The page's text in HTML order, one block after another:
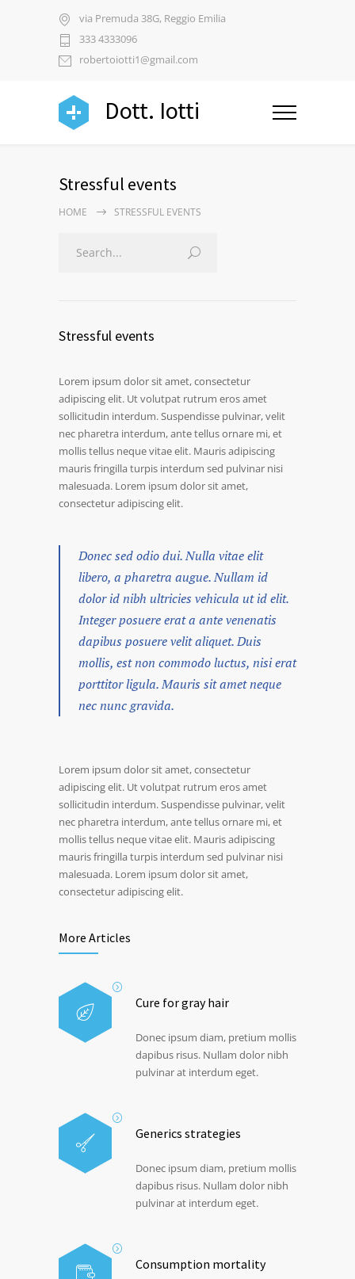
via Premuda 38G, Reggio Emilia
333 4333096
robertoiotti1@gmail.com
Dott. Iotti
Stressful events
HOME STRESSFUL EVENTS
Stressful events
Lorem ipsum dolor sit amet, consectetur
adipiscing elit. Ut volutpat rutrum eros amet
sollicitudin interdum. Suspendisse pulvinar, velit
nec pharetra interdum, ante tellus ornare mi, et
mollis tellus neque vitae elit. Mauris adipiscing
mauris fringilla turpis interdum sed pulvinar nisi
malesuada. Lorem ipsum dolor sit amet,
consectetur adipiscing elit.
Donec sed odio dui. Nulla vitae elit
libero, a pharetra augue. Nullam id
dolor id nibh ultricies vehicula ut id elit.
Integer posuere erat a ante venenatis
dapibus posuere velit aliquet. Duis
mollis, est non commodo luctus, nisi erat
porttitor ligula. Mauris sit amet neque
nec nunc gravida.
Lorem ipsum dolor sit amet, consectetur
adipiscing elit. Ut volutpat rutrum eros amet
sollicitudin interdum. Suspendisse pulvinar, velit
nec pharetra interdum, ante tellus ornare mi, et
mollis tellus neque vitae elit. Mauris adipiscing
mauris fringilla turpis interdum sed pulvinar nisi
malesuada. Lorem ipsum dolor sit amet,
consectetur adipiscing elit.
More Articles
Cure for gray hair
Donec ipsum diam, pretium mollis
dapibus risus. Nullam dolor nibh
pulvinar at interdum eget.
Generics strategies
Donec ipsum diam, pretium mollis
dapibus risus. Nullam dolor nibh
pulvinar at interdum eget.
Consumption mortality